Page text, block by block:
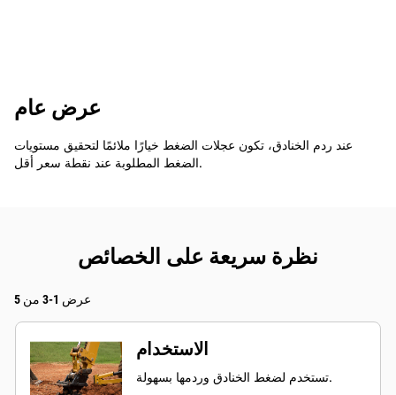
عرض عام
عند ردم الخنادق، تكون عجلات الضغط خيارًا ملائمًا لتحقيق مستويات
الضغط المطلوبة عند نقطة سعر أقل.
نظرة سريعة على الخصائص
عرض 1-3 من 5
الاستخدام
تستخدم لضغط الخنادق وردمها بسهولة.